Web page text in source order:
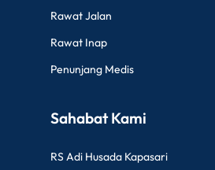
Rawat Jalan
Rawat Inap
Penunjang Medis
Sahabat Kami
RS Adi Husada Kapasari